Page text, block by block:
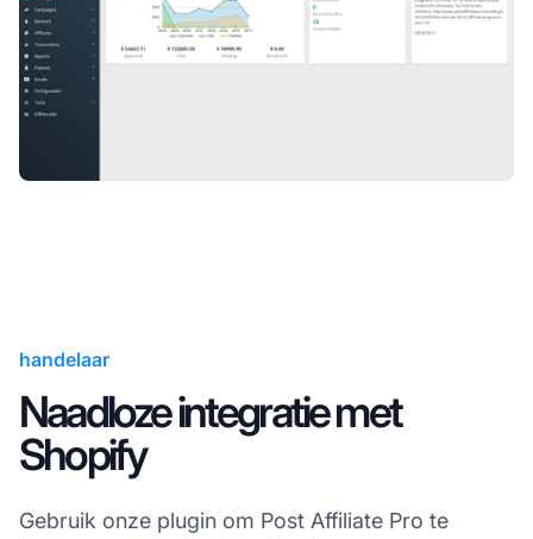
handelaar
Naadloze integratie met
Shopify
Gebruik onze plugin om Post Affiliate Pro te